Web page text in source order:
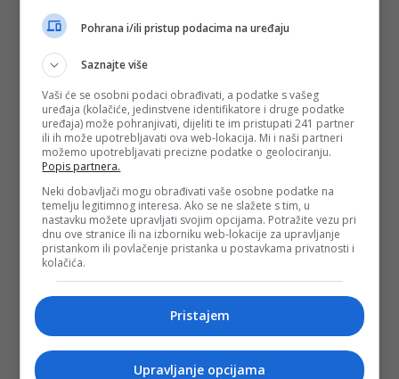
Pohrana i/ili pristup podacima na uređaju
Saznajte više
Vaši će se osobni podaci obrađivati, a podatke s vašeg
uređaja (kolačiće, jedinstvene identifikatore i druge podatke
uređaja) može pohranjivati, dijeliti te im pristupati 241 partner
ili ih može upotrebljavati ova web-lokacija. Mi i naši partneri
možemo upotrebljavati precizne podatke o geolociranju.
Popis partnera.
Neki dobavljači mogu obrađivati vaše osobne podatke na
temelju legitimnog interesa. Ako se ne slažete s tim, u
nastavku možete upravljati svojim opcijama. Potražite vezu pri
dnu ove stranice ili na izborniku web-lokacije za upravljanje
pristankom ili povlačenje pristanka u postavkama privatnosti i
kolačića.
Pristajem
Upravljanje opcijama